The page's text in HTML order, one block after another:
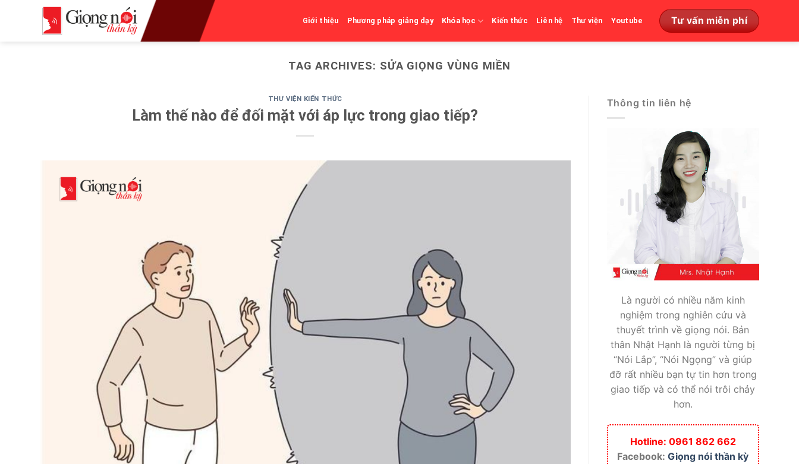
Giới thiệu Phương pháp giảng dạy Khóa học Kiến thức Liên hệ Thư viện Youtube Tư vấn miễn phí
TAG ARCHIVES: SỬA GIỌNG VÙNG MIỀN
THƯ VIỆN KIẾN THỨC
Làm thế nào để đối mặt với áp lực trong giao tiếp?
Thông tin liên hệ
Là người có nhiều năm kinh
nghiệm trong nghiên cứu và
thuyết trình về giọng nói. Bản
thân Nhật Hạnh là người từng bị
“Nói Lắp”, “Nói Ngọng” và giúp
đỡ rất nhiều bạn tự tin hơn trong
giao tiếp và có thể nói trôi chảy
hơn.
Hotline: 0961 862 662
Facebook:Giọng nói thần kỳ